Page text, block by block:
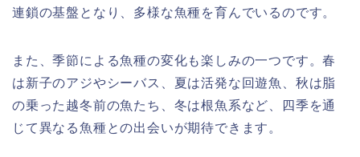
連鎖の基盤となり、多様な魚種を育んでいるのです。
また、季節による魚種の変化も楽しみの一つです。春
は新子のアジやシーバス、夏は活発な回遊魚、秋は脂
の乗った越冬前の魚たち、冬は根魚系など、四季を通
じて異なる魚種との出会いが期待できます。